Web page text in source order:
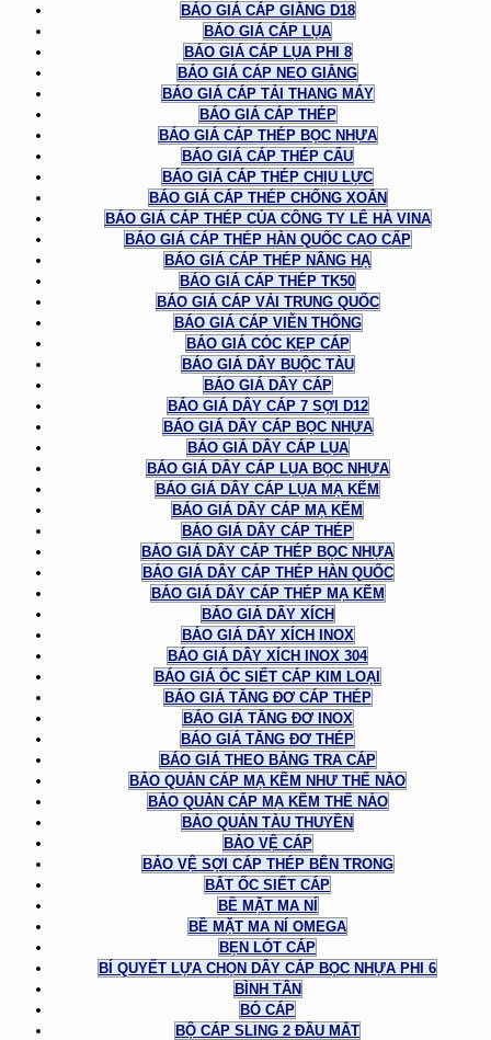
BÁO GIÁ CÁP GIẰNG D18
BÁO GIÁ CÁP LỤA
BÁO GIÁ CÁP LỤA PHI 8
BÁO GIÁ CÁP NEO GIẰNG
BÁO GIÁ CÁP TẢI THANG MÁY
BÁO GIÁ CÁP THÉP
BÁO GIÁ CÁP THÉP BỌC NHỰA
BÁO GIÁ CÁP THÉP CẨU
BÁO GIÁ CÁP THÉP CHỊU LỰC
BÁO GIÁ CÁP THÉP CHỐNG XOẮN
BÁO GIÁ CÁP THÉP CỦA CÔNG TY LÊ HÀ VINA
BÁO GIÁ CÁP THÉP HÀN QUỐC CAO CẤP
BÁO GIÁ CÁP THÉP NÂNG HẠ
BÁO GIÁ CÁP THÉP TK50
BÁO GIÁ CÁP VẢI TRUNG QUỐC
BÁO GIÁ CÁP VIỄN THÔNG
BÁO GIÁ CÓC KẸP CÁP
BÁO GIÁ DÂY BUỘC TÀU
BÁO GIÁ DÂY CÁP
BÁO GIÁ DÂY CÁP 7 SỢI D12
BÁO GIÁ DÂY CÁP BỌC NHỰA
BÁO GIÁ DÂY CÁP LỤA
BÁO GIÁ DÂY CÁP LỤA BỌC NHỰA
BÁO GIÁ DÂY CÁP LỤA MẠ KẼM
BÁO GIÁ DÂY CÁP MẠ KẼM
BÁO GIÁ DÂY CÁP THÉP
BÁO GIÁ DÂY CÁP THÉP BỌC NHỰA
BÁO GIÁ DÂY CÁP THÉP HÀN QUỐC
BÁO GIÁ DÂY CÁP THÉP MẠ KẼM
BÁO GIÁ DÂY XÍCH
BÁO GIÁ DÂY XÍCH INOX
BÁO GIÁ DÂY XÍCH INOX 304
BÁO GIÁ ỐC SIẾT CÁP KIM LOẠI
BÁO GIÁ TĂNG ĐƠ CÁP THÉP
BÁO GIÁ TĂNG ĐƠ INOX
BÁO GIÁ TĂNG ĐƠ THÉP
BÁO GIÁ THEO BẢNG TRA CÁP
BẢO QUẢN CÁP MẠ KẼM NHƯ THẾ NÀO
BẢO QUẢN CÁP MẠ KẼM THẾ NÀO
BẢO QUẢN TÀU THUYỀN
BẢO VỆ CÁP
BẢO VỆ SỢI CÁP THÉP BÊN TRONG
BẮT ỐC SIẾT CÁP
BỀ MẶT MA NÍ
BỀ MẶT MA NÍ OMEGA
BẸN LÓT CÁP
BÍ QUYẾT LỰA CHỌN DÂY CÁP BỌC NHỰA PHI 6
BÌNH TÂN
BÓ CÁP
BỘ CÁP SLING 2 ĐẦU MẮT